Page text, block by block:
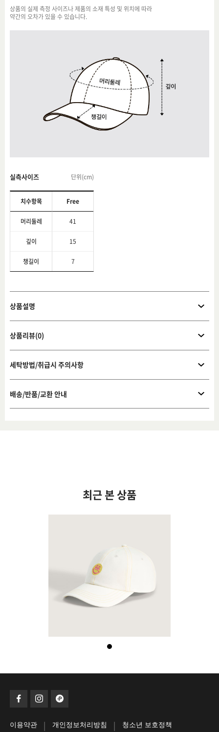
상품의 실제 측정 사이즈나 제품의 소재 특성 및 위치에 따라
약간의 오차가 있을 수 있습니다.
실측사이즈 단위(cm)
치수항목 Free
머리둘레 41
깊이 15
챙길이 7
상품설명
상품리뷰(0)
세탁방법/취급시 주의사항
배송/반품/교환 안내
최근 본 상품
이용약관 | 개인정보처리방침 | 청소년 보호정책